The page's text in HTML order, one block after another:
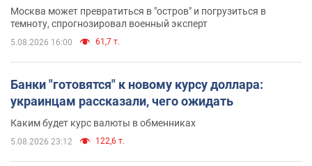
Москва может превратиться в "остров" и погрузиться в
темноту, спрогнозировал военный эксперт
5.08.2026 16:00 61,7 т.
Банки "готовятся" к новому курсу доллара:
украинцам рассказали, чего ожидать
Каким будет курс валюты в обменниках
5.08.2026 23:12 122,6 т.